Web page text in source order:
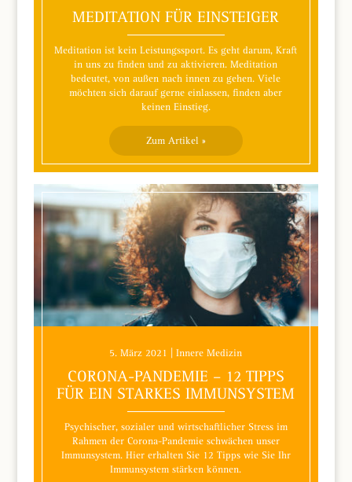
MEDITATION FÜR EINSTEIGER
Meditation ist kein Leistungssport. Es geht darum, Kraft
in uns zu finden und zu aktivieren. Meditation
bedeutet, von außen nach innen zu gehen. Viele
möchten sich darauf gerne einlassen, finden aber
keinen Einstieg.
Zum Artikel »
5. März 2021 | Innere Medizin
CORONA-PANDEMIE – 12 TIPPS
FÜR EIN STARKES IMMUNSYSTEM
Psychischer, sozialer und wirtschaftlicher Stress im
Rahmen der Corona-Pandemie schwächen unser
Immunsystem. Hier erhalten Sie 12 Tipps wie Sie Ihr
Immunsystem stärken können.